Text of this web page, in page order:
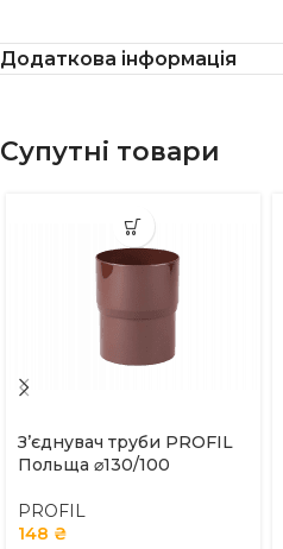
Додаткова інформація
Супутні товари
З’єднувач труби PROFIL
Польща ⌀130/100
PROFIL
148 ₴